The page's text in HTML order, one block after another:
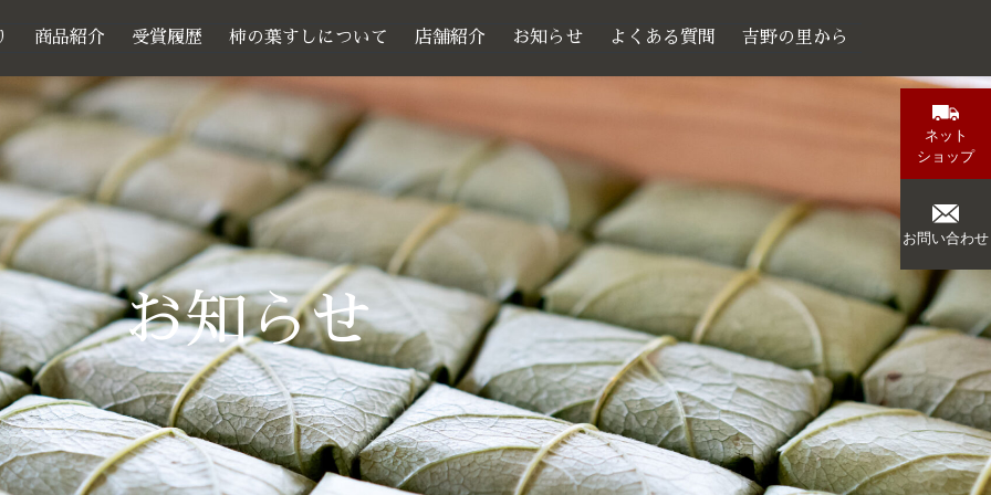
ネット
ショップ
お問い合わせ
商品紹介 受賞履歴 柿の葉すしについて 店舗紹介 お知らせ よくある質問 吉野の里から
お知らせ